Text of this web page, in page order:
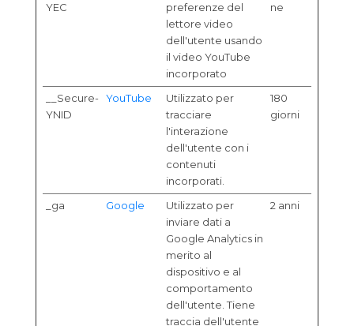
YEC
preferenze del
lettore video
dell'utente usando
il video YouTube
incorporato
ne
__Secure-
YNID
YouTube
Utilizzato per
tracciare
l'interazione
dell'utente con i
contenuti
incorporati.
180
giorni
_ga Google
Utilizzato per
inviare dati a
Google Analytics in
merito al
dispositivo e al
comportamento
dell'utente. Tiene
traccia dell'utente
2 anni